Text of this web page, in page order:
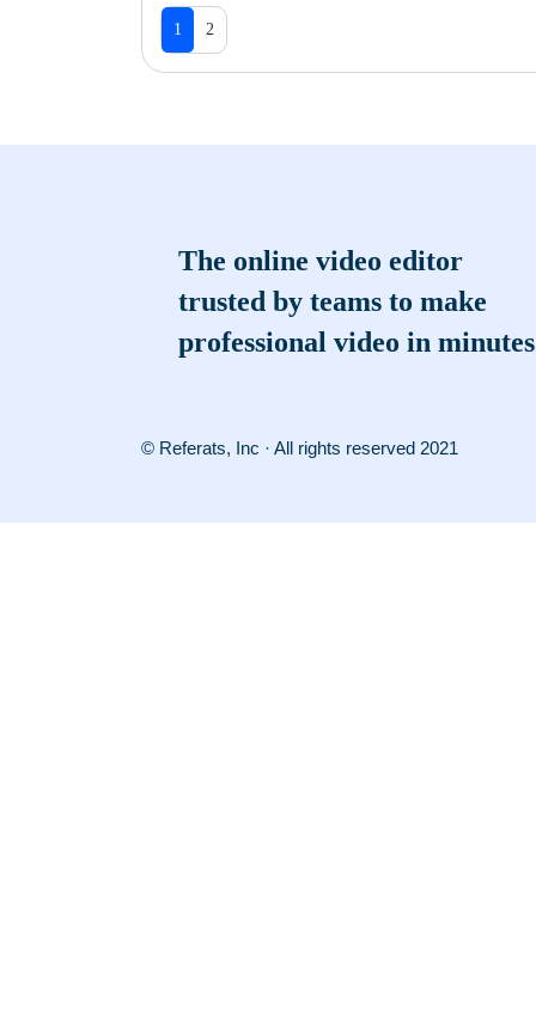
1 2
The online video editor
trusted by teams to make
professional video in minutes
© Referats, Inc · All rights reserved 2021